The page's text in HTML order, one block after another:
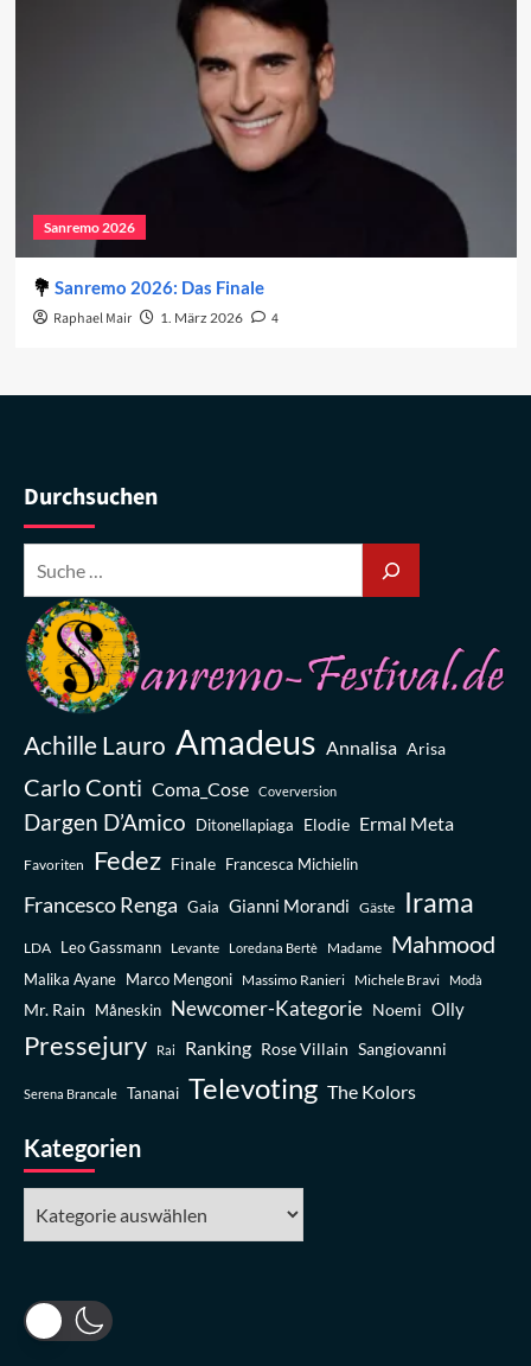
Sanremo 2026
Sanremo 2026: Das Finale
Raphael Mair 1. März 2026 4
Durchsuchen
Achille Lauro Amadeus Annalisa Arisa
Carlo Conti Coma_Cose Coverversion
Dargen D’Amico Ditonellapiaga Elodie Ermal Meta
Favoriten Fedez Finale Francesca Michielin
Francesco Renga Gaia Gianni Morandi Gäste Irama
LDA Leo Gassmann Levante Loredana Bertè Madame Mahmood
Malika Ayane Marco Mengoni Massimo Ranieri Michele Bravi Modà
Mr. Rain Måneskin Newcomer-Kategorie Noemi Olly
Pressejury Rai Ranking Rose Villain Sangiovanni
Serena Brancale Tananai Televoting The Kolors
Kategorien